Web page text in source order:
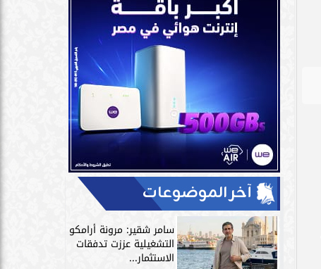
آخر الموضوعات
سامر شقير: مرونة أرامكو
التشغيلية عززت تدفقات
الاستثمار...